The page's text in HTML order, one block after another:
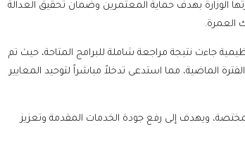
الوزارة بهدف حماية المعتمرين وضمان تحقيق العدالة
العمرة.
جاءت نتيجة مراجعة شاملة للبرامج المتاحة، حيث تم
الماضية، مما استدعى تدخلاً مباشراً لتوحيد المعايير
ويهدف إلى رفع جودة الخدمات المقدمة وتعزيز